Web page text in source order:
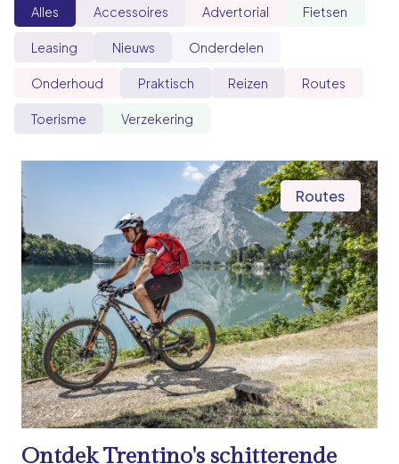
Alles Accessoires Advertorial Fietsen
Leasing Nieuws Onderdelen
Onderhoud Praktisch Reizen Routes
Toerisme Verzekering
Routes
Ontdek Trentino's schitterende